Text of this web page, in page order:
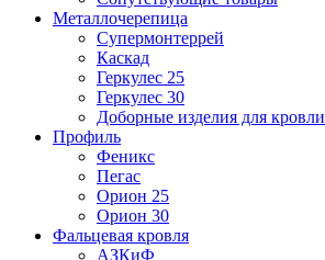
Металлочерепица
Супермонтеррей
Каскад
Геркулес 25
Геркулес 30
Доборные изделия для кровли
Профиль
Феникс
Пегас
Орион 25
Орион 30
Фальцевая кровля
АЗКиФ